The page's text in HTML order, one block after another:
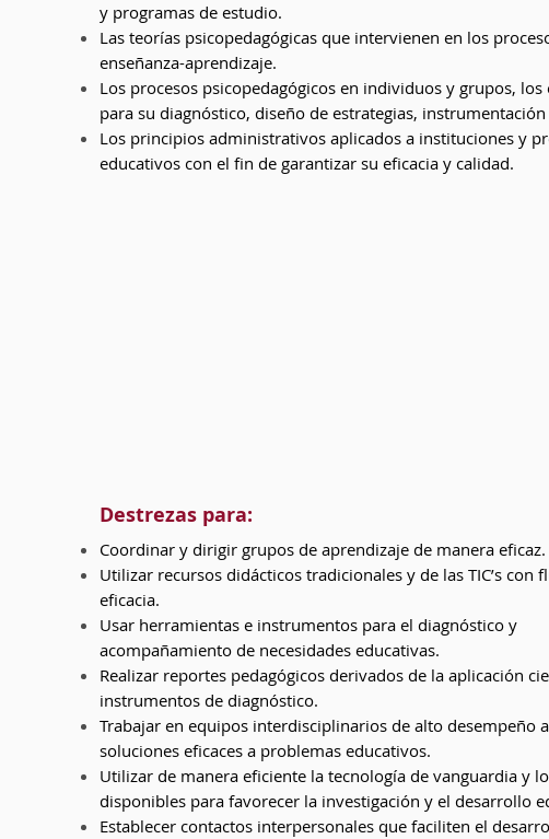
y programas de estudio.
Las teorías psicopedagógicas que intervienen en los
enseñanza-aprendizaje.
Los procesos psicopedagógicos en individuos y grupos, los
para su diagnóstico, diseño de estrategias,
Los principios administrativos aplicados a instituciones y
educativos con el fin de garantizar su eficacia y calidad.
Destrezas para:
Coordinar y dirigir grupos de aprendizaje de manera eficaz.
Utilizar recursos didácticos tradicionales y de las TIC’s con
eficacia.
Usar herramientas e instrumentos para el diagnóstico y
acompañamiento de necesidades educativas.
Realizar reportes pedagógicos derivados de la aplicación
instrumentos de diagnóstico.
Trabajar en equipos interdisciplinarios de alto desempeño
soluciones eficaces a problemas educativos.
Utilizar de manera eficiente la tecnología de vanguardia y
disponibles para favorecer la investigación y el desarrollo
Establecer contactos interpersonales que faciliten el